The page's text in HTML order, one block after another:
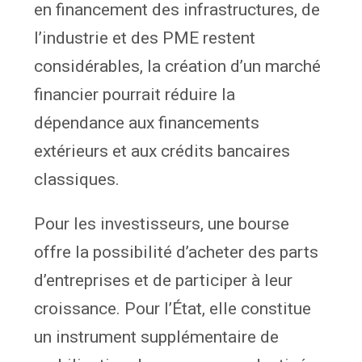
en financement des infrastructures, de
l’industrie et des PME restent
considérables, la création d’un marché
financier pourrait réduire la
dépendance aux financements
extérieurs et aux crédits bancaires
classiques.
Pour les investisseurs, une bourse
offre la possibilité d’acheter des parts
d’entreprises et de participer à leur
croissance. Pour l’État, elle constitue
un instrument supplémentaire de